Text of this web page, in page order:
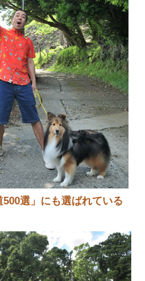
500選」にも選ばれている